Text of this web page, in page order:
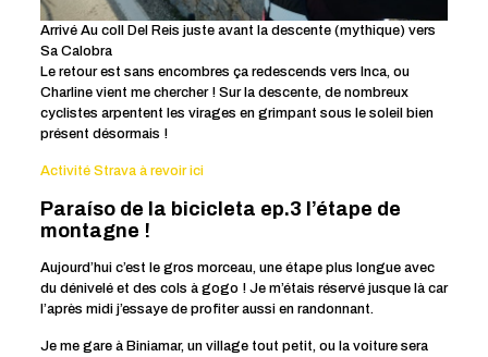
Arrivé Au coll Del Reis juste avant la descente (mythique) vers
Sa Calobra
Le retour est sans encombres ça redescends vers Inca, ou
Charline vient me chercher ! Sur la descente, de nombreux
cyclistes arpentent les virages en grimpant sous le soleil bien
présent désormais !
Activité Strava à revoir ici
Paraíso de la bicicleta ep.3 l’étape de
montagne !
Aujourd’hui c’est le gros morceau, une étape plus longue avec
du dénivelé et des cols à gogo ! Je m’étais réservé jusque là car
l’après midi j’essaye de profiter aussi en randonnant.
Je me gare à Biniamar, un village tout petit, ou la voiture sera